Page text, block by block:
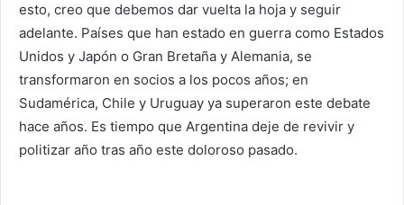
esto, creo que debemos dar vuelta la hoja y seguir
adelante. Países que han estado en guerra como Estados
Unidos y Japón o Gran Bretaña y Alemania, se
transformaron en socios a los pocos años; en
Sudamérica, Chile y Uruguay ya superaron este debate
hace años. Es tiempo que Argentina deje de revivir y
politizar año tras año este doloroso pasado.